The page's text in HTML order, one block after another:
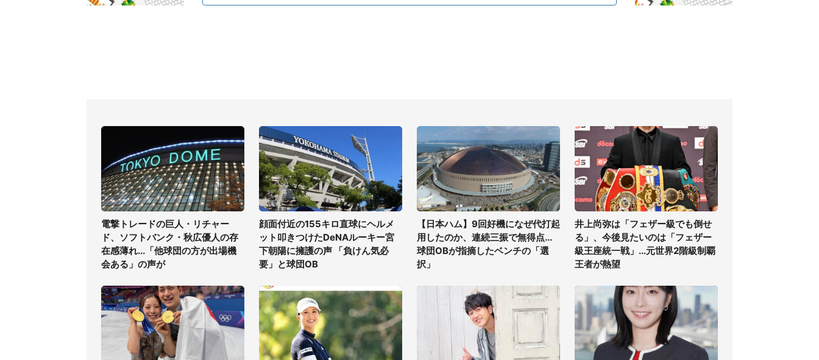
電撃トレードの巨人・リチャー
ド、ソフトバンク・秋広優人の存
在感薄れ...「他球団の方が出場機
会ある」の声が
顔面付近の155キロ直球にヘルメ
ット叩きつけたDeNAルーキー宮
下朝陽に擁護の声 「負けん気必
要」と球団OB
【日本ハム】9回好機になぜ代打起
用したのか、連続三振で無得点...
球団OBが指摘したベンチの「選
択」
井上尚弥は「フェザー級でも倒せ
る」、今後見たいのは「フェザー
級王座統一戦」...元世界2階級制覇
王者が熱望